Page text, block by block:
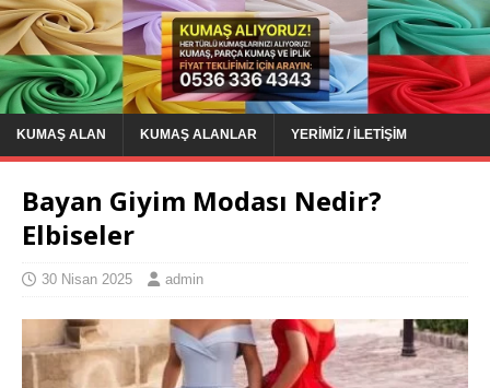
KUMAŞ ALAN KUMAŞ ALANLAR YERIMIZ / İLETIŞIM
Bayan Giyim Modası Nedir?
Elbiseler
30 Nisan 2025 admin